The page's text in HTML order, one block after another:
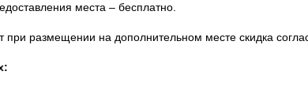
места – бесплатно.
при размещении на дополнительном месте скидка